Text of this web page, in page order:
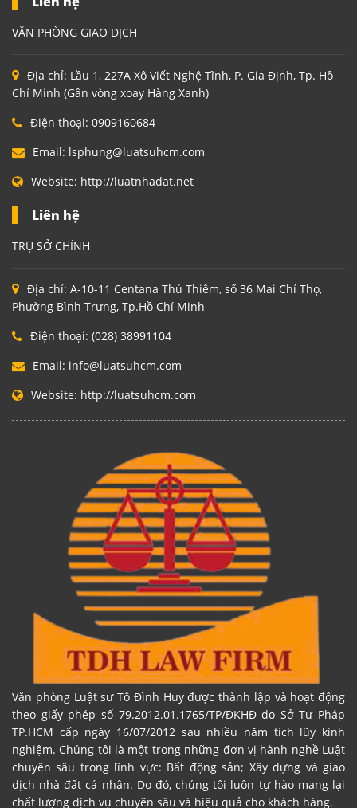
VĂN PHÒNG GIAO DỊCH
Địa chỉ: Lầu 1, 227A Xô Viết Nghệ Tĩnh, P. Gia Định, Tp. Hồ
Chí Minh (Gần vòng xoay Hàng Xanh)
Điện thoại: 0909160684
Email: lsphung@luatsuhcm.com
Website: http://luatnhadat.net
Liên hệ
TRỤ SỞ CHÍNH
Địa chỉ: A-10-11 Centana Thủ Thiêm, số 36 Mai Chí Thọ,
Phường Bình Trưng, Tp.Hồ Chí Minh
Điện thoại: (028) 38991104
Email: info@luatsuhcm.com
Website: http://luatsuhcm.com
Văn phòng Luật sư Tô Đình Huy được thành lập và hoạt động
theo giấy phép số 79.2012.01.1765/TP/ĐKHĐ do Sở Tư Pháp
TP.HCM cấp ngày 16/07/2012 sau nhiều năm tích lũy kinh
nghiệm. Chúng tôi là một trong những đơn vị hành nghề Luật
chuyên sâu trong lĩnh vực: Bất động sản; Xây dựng và giao
dịch nhà đất cá nhân. Do đó, chúng tôi luôn tự hào mang lại
chất lượng dịch vụ chuyên sâu và hiệu quả cho khách hàng.